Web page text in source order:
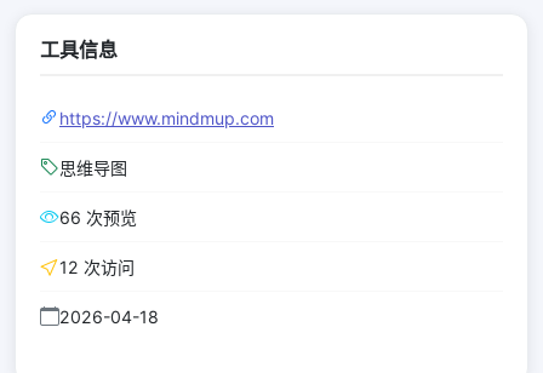
工具信息
https://www.mindmup.com
思维导图
66 次预览
12 次访问
2026-04-18